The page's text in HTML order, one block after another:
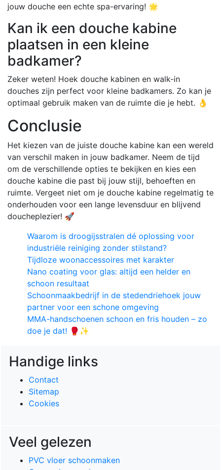
jouw douche een echte spa-ervaring! 🌟
Kan ik een douche kabine
plaatsen in een kleine
badkamer?
Zeker weten! Hoek douche kabinen en walk-in
douches zijn perfect voor kleine badkamers. Zo kan je
optimaal gebruik maken van de ruimte die je hebt. 👌
Conclusie
Het kiezen van de juiste douche kabine kan een wereld
van verschil maken in jouw badkamer. Neem de tijd
om de verschillende opties te bekijken en kies een
douche kabine die past bij jouw stijl, behoeften en
ruimte. Vergeet niet om je douche kabine regelmatig te
onderhouden voor een lange levensduur en blijvend
doucheplezier! 🚀
Waarom is droogijsstralen dé oplossing voor
industriële reiniging zonder stilstand?
Tijdloze woonaccessoires met karakter
Nano coating voor glas: altijd een helder en
schoon resultaat
Schoonmaakbedrijf in de stedendriehoek jouw
partner voor een schone omgeving
MMA-handschoenen schoon en fris houden – zo
doe je dat! 🥊✨
Handige links
Contact
Sitemap
Cookies
Veel gelezen
PVC vloer schoonmaken